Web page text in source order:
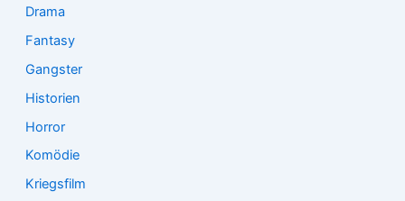
Drama
Fantasy
Gangster
Historien
Horror
Komödie
Kriegsfilm